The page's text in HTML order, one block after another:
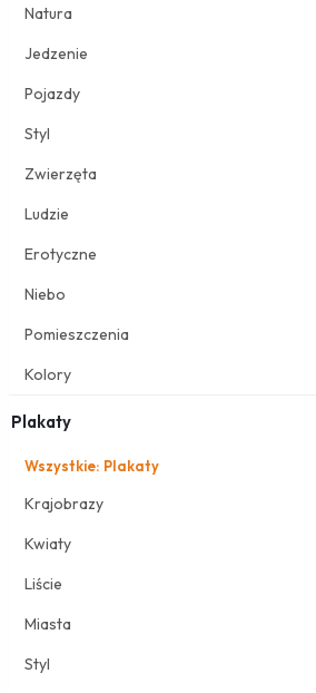
Natura
Jedzenie
Pojazdy
Styl
Zwierzęta
Ludzie
Erotyczne
Niebo
Pomieszczenia
Kolory
Plakaty
Wszystkie: Plakaty
Krajobrazy
Kwiaty
Liście
Miasta
Styl